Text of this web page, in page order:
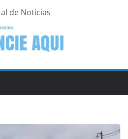
de Notícias